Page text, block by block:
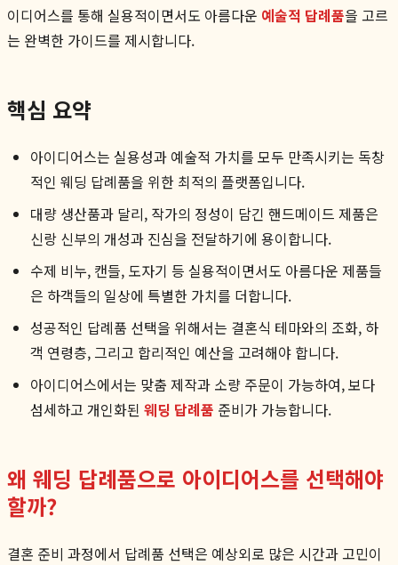
이디어스를 통해 실용적이면서도 아름다운 예술적 답례품을 고르
는 완벽한 가이드를 제시합니다.
핵심 요약
아이디어스는 실용성과 예술적 가치를 모두 만족시키는 독창
적인 웨딩 답례품을 위한 최적의 플랫폼입니다.
대량 생산품과 달리, 작가의 정성이 담긴 핸드메이드 제품은
신랑 신부의 개성과 진심을 전달하기에 용이합니다.
수제 비누, 캔들, 도자기 등 실용적이면서도 아름다운 제품들
은 하객들의 일상에 특별한 가치를 더합니다.
성공적인 답례품 선택을 위해서는 결혼식 테마와의 조화, 하
객 연령층, 그리고 합리적인 예산을 고려해야 합니다.
아이디어스에서는 맞춤 제작과 소량 주문이 가능하여, 보다
섬세하고 개인화된 웨딩 답례품 준비가 가능합니다.
왜 웨딩 답례품으로 아이디어스를 선택해야
할까?
결혼 준비 과정에서 답례품 선택은 예상외로 많은 시간과 고민이